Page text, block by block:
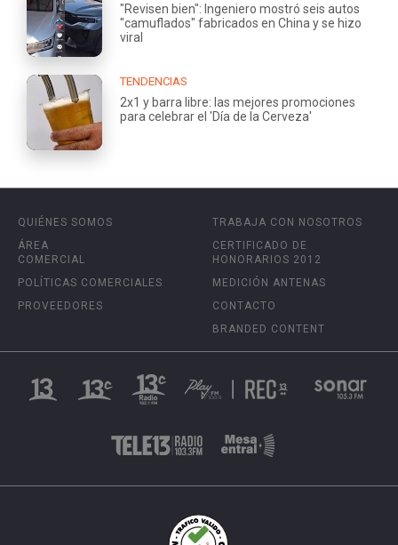
"Revisen bien": Ingeniero mostró seis autos
"camuflados" fabricados en China y se hizo
viral
TENDENCIAS
2x1 y barra libre: las mejores promociones
para celebrar el 'Día de la Cerveza'
QUIÉNES SOMOS
ÁREA
COMERCIAL
POLÍTICAS COMERCIALES
PROVEEDORES
TRABAJA CON NOSOTROS
CERTIFICADO DE
HONORARIOS 2012
MEDICIÓN ANTENAS
CONTACTO
BRANDED CONTENT